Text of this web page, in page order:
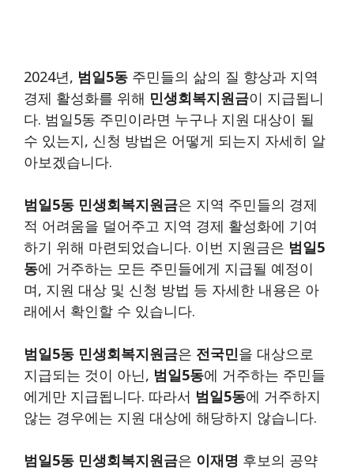
2024년, 범일5동 주민들의 삶의 질 향상과 지역
경제 활성화를 위해 민생회복지원금이 지급됩니
다. 범일5동 주민이라면 누구나 지원 대상이 될
수 있는지, 신청 방법은 어떻게 되는지 자세히 알
아보겠습니다.
범일5동 민생회복지원금은 지역 주민들의 경제
적 어려움을 덜어주고 지역 경제 활성화에 기여
하기 위해 마련되었습니다. 이번 지원금은 범일5
동에 거주하는 모든 주민들에게 지급될 예정이
며, 지원 대상 및 신청 방법 등 자세한 내용은 아
래에서 확인할 수 있습니다.
범일5동 민생회복지원금은 전국민을 대상으로
지급되는 것이 아닌, 범일5동에 거주하는 주민들
에게만 지급됩니다. 따라서 범일5동에 거주하지
않는 경우에는 지원 대상에 해당하지 않습니다.
범일5동 민생회복지원금은 이재명 후보의 공약